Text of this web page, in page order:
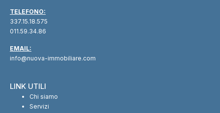
TELEFONO:
337.15.18.575
011.59.34.86
EMAIL:
info@nuova-immobiliare.com
LINK UTILI
Chi siamo
Servizi